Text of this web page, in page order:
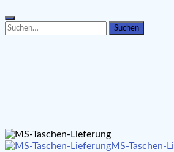
Search
for:
Search
MS-Taschen-